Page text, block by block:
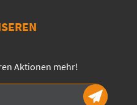
Aktionen mehr!